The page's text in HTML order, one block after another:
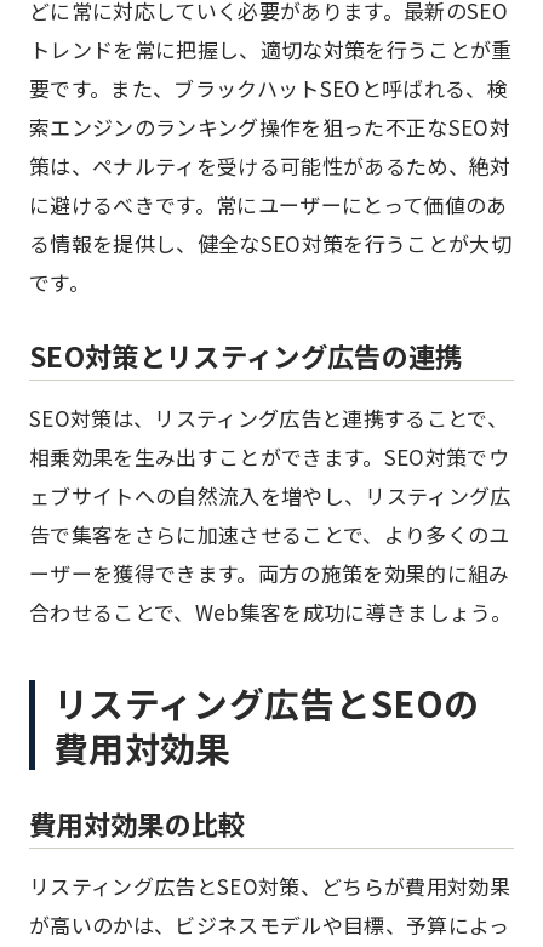
どに常に対応していく必要があります。最新のSEO
トレンドを常に把握し、適切な対策を行うことが重
要です。また、ブラックハットSEOと呼ばれる、検
索エンジンのランキング操作を狙った不正なSEO対
策は、ペナルティを受ける可能性があるため、絶対
に避けるべきです。常にユーザーにとって価値のあ
る情報を提供し、健全なSEO対策を行うことが大切
です。
SEO対策とリスティング広告の連携
SEO対策は、リスティング広告と連携することで、
相乗効果を生み出すことができます。SEO対策でウ
ェブサイトへの自然流入を増やし、リスティング広
告で集客をさらに加速させることで、より多くのユ
ーザーを獲得できます。両方の施策を効果的に組み
合わせることで、Web集客を成功に導きましょう。
リスティング広告とSEOの
費用対効果
費用対効果の比較
リスティング広告とSEO対策、どちらが費用対効果
が高いのかは、ビジネスモデルや目標、予算によっ